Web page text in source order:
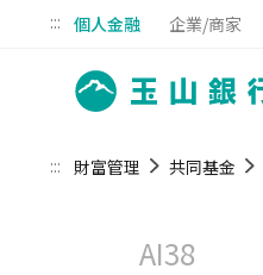
::: 個人金融 企業/商家
財富管理 共同基金
:::
AI38